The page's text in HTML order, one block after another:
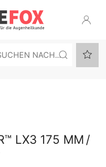
LX3 175 MM /